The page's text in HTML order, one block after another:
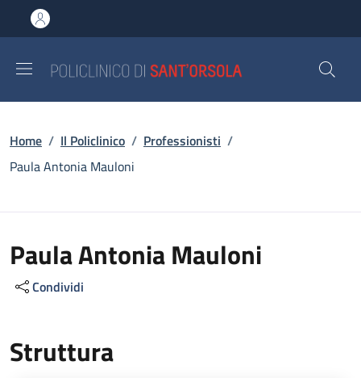
al contenuto principale
to footer content
Briciole di pane
Home / Il Policlinico / Professionisti /
Paula Antonia Mauloni
Paula Antonia Mauloni
Condividi
Struttura